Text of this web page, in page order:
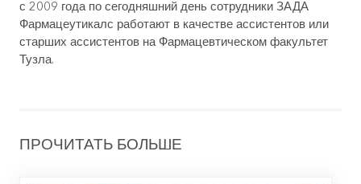
с 2009 года по сегодняшний день сотрудники ЗАДА
Фармацеутикалс работают в качестве ассистентов или
старших ассистентов на Фармацевтическом факультет
Тузла.
ПРОЧИТАТЬ БОЛЬШЕ